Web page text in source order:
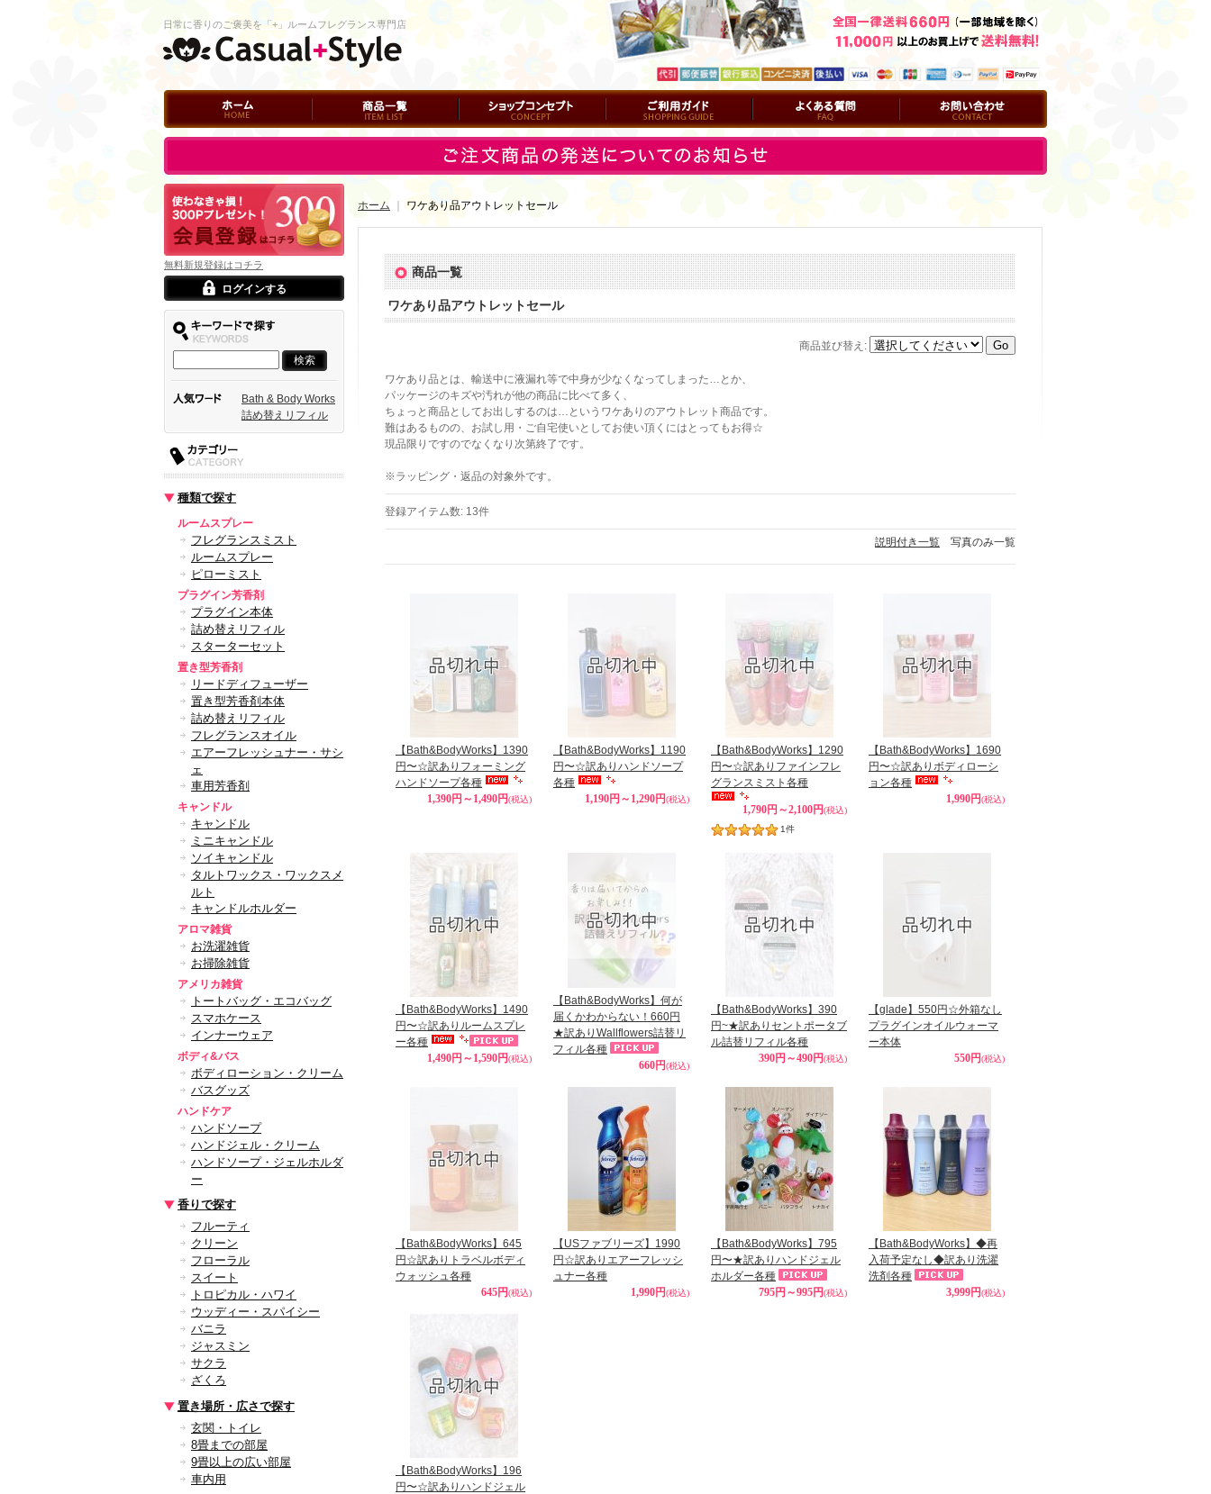
ホーム 商品一覧 ショップコンセプト ご利用ガイド よくある質問 お問い合わせ
日常に香りのご褒美を「+」ルームフレグランス専門店
ログイン
無料新規登録はコチラ
ログインする
Bath & Body Works
詰め替えリフィル
種類で探す
ルームスプレー
フレグランスミスト
ルームスプレー
ピローミスト
プラグイン芳香剤
プラグイン本体
詰め替えリフィル
スターターセット
置き型芳香剤
リードディフューザー
置き型芳香剤本体
詰め替えリフィル
フレグランスオイル
エアーフレッシュナー・サシ
ェ
車用芳香剤
キャンドル
キャンドル
ミニキャンドル
ソイキャンドル
タルトワックス・ワックスメ
ルト
キャンドルホルダー
アロマ雑貨
お洗濯雑貨
お掃除雑貨
アメリカ雑貨
トートバッグ・エコバッグ
スマホケース
インナーウェア
ボディ&バス
ボディローション・クリーム
バスグッズ
ハンドケア
ハンドソープ
ハンドジェル・クリーム
ハンドソープ・ジェルホルダ
ー
香りで探す
フルーティ
クリーン
フローラル
スイート
トロピカル・ハワイ
ウッディー・スパイシー
バニラ
ジャスミン
サクラ
ざくろ
置き場所・広さで探す
玄関・トイレ
8畳までの部屋
9畳以上の広い部屋
車内用
ホーム ワケあり品アウトレットセール
商品一覧
ワケあり品アウトレットセール
商品並び替え :
ワケあり品とは、輸送中に液漏れ等で中身が少なくなってしまった…とか、
パッケージのキズや汚れが他の商品に比べて多く、
ちょっと商品としてお出しするのは…というワケありのアウトレット商品です。
難はあるものの、お試し用・ご自宅使いとしてお使い頂くにはとってもお得☆
現品限りですのでなくなり次第終了です。
※ラッピング・返品の対象外です。
登録アイテム数: 13件
説明付き一覧 写真のみ一覧
【Bath&BodyWorks】1390
円〜☆訳ありフォーミング
ハンドソープ各種
1,390円～1,490円(税込)
【Bath&BodyWorks】1190
円〜☆訳ありハンドソープ
各種
1,190円～1,290円(税込)
【Bath&BodyWorks】1290
円〜☆訳ありファインフレ
グランスミスト各種
1,790円～2,100円(税込)
1件
【Bath&BodyWorks】1690
円〜☆訳ありボディローシ
ョン各種
1,990円(税込)
【Bath&BodyWorks】1490
円〜☆訳ありルームスプレ
ー各種
1,490円～1,590円(税込)
【Bath&BodyWorks】何が
届くかわからない！660円
★訳ありWallflowers詰替リ
フィル各種
660円(税込)
【Bath&BodyWorks】390
円~★訳ありセントポータブ
ル詰替リフィル各種
390円～490円(税込)
【glade】550円☆外箱なし
プラグインオイルウォーマ
ー本体
550円(税込)
【Bath&BodyWorks】645
円☆訳ありトラベルボディ
ウォッシュ各種
645円(税込)
【USファブリーズ】1990
円☆訳ありエアーフレッシ
ュナー各種
1,990円(税込)
【Bath&BodyWorks】795
円〜★訳ありハンドジェル
ホルダー各種
795円～995円(税込)
【Bath&BodyWorks】◆再
入荷予定なし◆訳あり洗濯
洗剤各種
3,999円(税込)
【Bath&BodyWorks】196
円〜☆訳ありハンドジェル